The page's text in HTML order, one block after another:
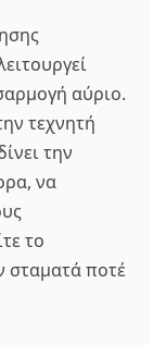
αύριο.
τεχνητή
την
να
το
σταματά ποτέ